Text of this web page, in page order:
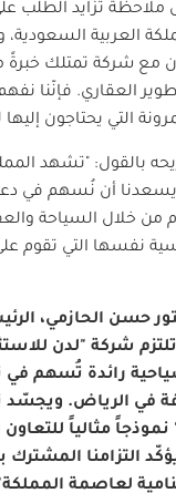
ملاحظة تزايد الطلب
العربية السعودية،
مع شركة تمتلك
العقاري. فإنّنا
التي يحتاجون إليها
بالقول: "تشهد
أن نُسهم في
من خلال السياحة
نفسها التي تقوم على
حسن الحازمي،
شركة "لدن
رائدة تُسهم في
في الرياض. ويجسّد
مثالياً للتعاون
التزامنا
لعاصمة